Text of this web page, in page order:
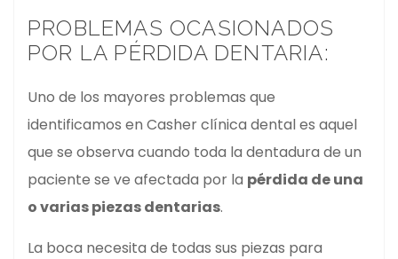
PROBLEMAS OCASIONADOS
POR LA PÉRDIDA DENTARIA:
Uno de los mayores problemas que
identificamos en Casher clínica dental es aquel
que se observa cuando toda la dentadura de un
paciente se ve afectada por la pérdida de una
o varias piezas dentarias.
La boca necesita de todas sus piezas para